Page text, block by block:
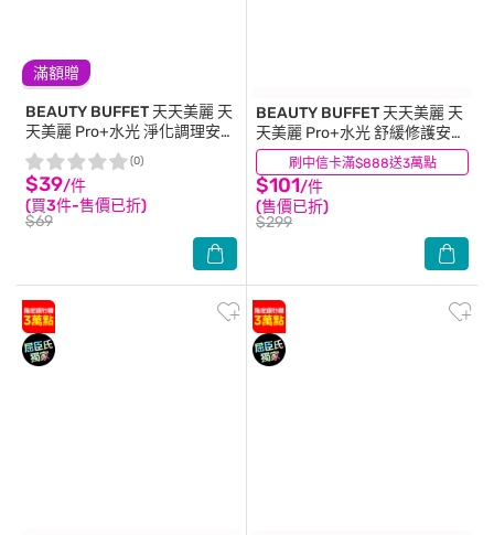
滿額贈
BEAUTY BUFFET 天天美麗 天
天美麗 Pro+水光 淨化調理安瓶
面膜(單片)
$39/件
(買3件-售價已折)
$69
(0) 刷中信卡滿$888送3萬點
BEAUTY BUFFET 天天美麗 天
天美麗 Pro+水光 舒緩修護安瓶
面膜4入
$101/件
(售價已折)
$299
(0)